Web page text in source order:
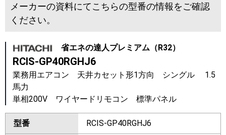
メーカーの資料にてこちらの型番の情報をご確認
ください。
省エネの達人プレミアム（R32）
RCIS-GP40RGHJ6
業務用エアコン 天井カセット形1方向 シングル 1.5
馬力
単相200V ワイヤードリモコン 標準パネル
型番 RCIS-GP40RGHJ6